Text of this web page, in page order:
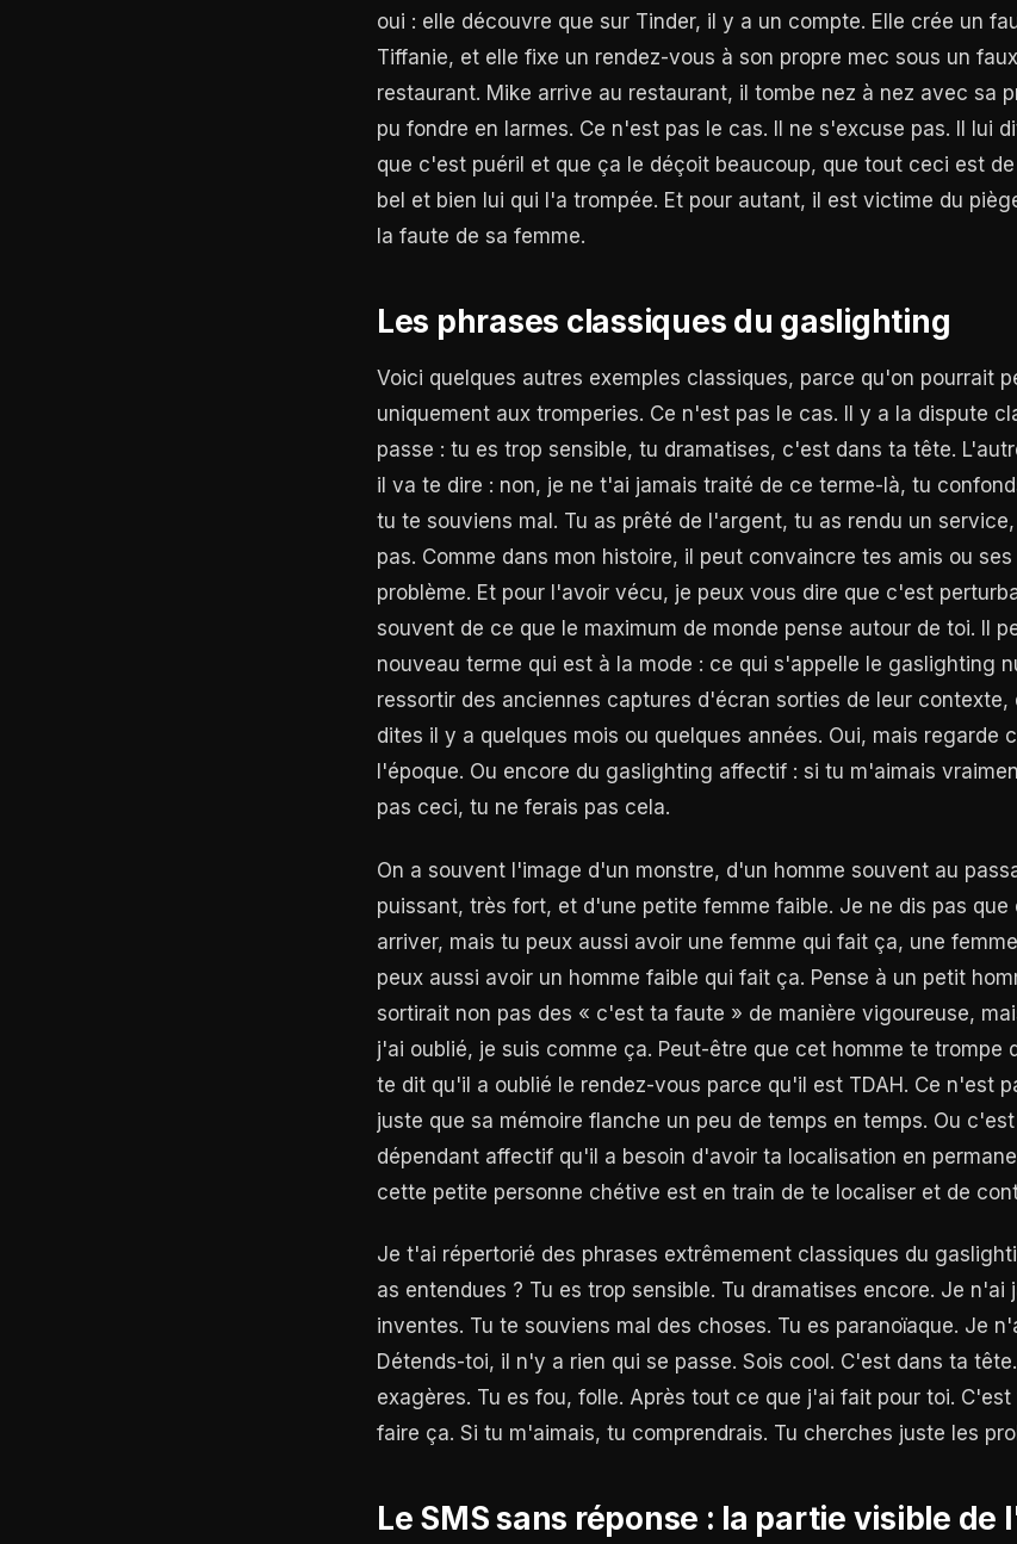
oui : elle découvre que sur Tinder, il y a un compte. Elle crée un
Tiffanie, et elle fixe un rendez-vous à son propre mec sous un
restaurant. Mike arrive au restaurant, il tombe nez à nez avec sa
pu fondre en larmes. Ce n'est pas le cas. Il ne s'excuse pas. Il lui
que c'est puéril et que ça le déçoit beaucoup, que tout ceci est
bel et bien lui qui l'a trompée. Et pour autant, il est victime du
la faute de sa femme.
Les phrases classiques du gaslighting
Voici quelques autres exemples classiques, parce qu'on pourrait
uniquement aux tromperies. Ce n'est pas le cas. Il y a la dispute
passe : tu es trop sensible, tu dramatises, c'est dans ta tête.
il va te dire : non, je ne t'ai jamais traité de ce terme-là, tu
tu te souviens mal. Tu as prêté de l'argent, tu as rendu un
pas. Comme dans mon histoire, il peut convaincre tes amis ou
problème. Et pour l'avoir vécu, je peux vous dire que c'est
souvent de ce que le maximum de monde pense autour de toi. Il
nouveau terme qui est à la mode : ce qui s'appelle le gaslighting
ressortir des anciennes captures d'écran sorties de leur contexte,
dites il y a quelques mois ou quelques années. Oui, mais regarde
l'époque. Ou encore du gaslighting affectif : si tu m'aimais
pas ceci, tu ne ferais pas cela.
On a souvent l'image d'un monstre, d'un homme souvent au
puissant, très fort, et d'une petite femme faible. Je ne dis pas que
arriver, mais tu peux aussi avoir une femme qui fait ça, une
peux aussi avoir un homme faible qui fait ça. Pense à un petit
sortirait non pas des « c'est ta faute » de manière vigoureuse,
j'ai oublié, je suis comme ça. Peut-être que cet homme te trompe
te dit qu'il a oublié le rendez-vous parce qu'il est TDAH. Ce n'est
juste que sa mémoire flanche un peu de temps en temps. Ou
dépendant affectif qu'il a besoin d'avoir ta localisation en
cette petite personne chétive est en train de te localiser et de
Je t'ai répertorié des phrases extrêmement classiques du
as entendues ? Tu es trop sensible. Tu dramatises encore. Je n'ai
inventes. Tu te souviens mal des choses. Tu es paranoïaque. Je
Détends-toi, il n'y a rien qui se passe. Sois cool. C'est dans ta
exagères. Tu es fou, folle. Après tout ce que j'ai fait pour toi.
faire ça. Si tu m'aimais, tu comprendrais. Tu cherches juste les
Le SMS sans réponse : la partie visible de